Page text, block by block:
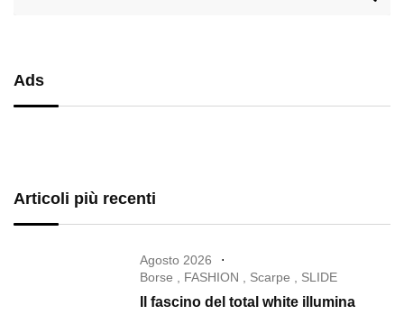
Ads
Articoli più recenti
Agosto 2026
Borse
FASHION Scarpe SLIDE
Il fascino del total white illumina